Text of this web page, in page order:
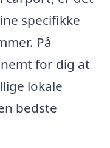
specifikke
På
for dig at
lokale
bedste